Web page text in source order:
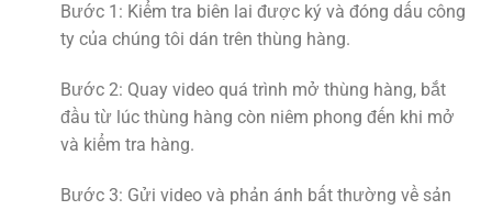
Bước 1: Kiểm tra biên lai được ký và đóng dấu công
ty của chúng tôi dán trên thùng hàng.
Bước 2: Quay video quá trình mở thùng hàng, bắt
đầu từ lúc thùng hàng còn niêm phong đến khi mở
và kiểm tra hàng.
Bước 3: Gửi video và phản ánh bất thường về sản